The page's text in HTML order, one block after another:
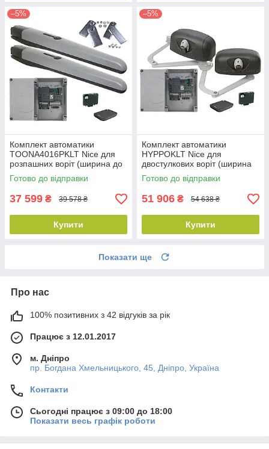
–5%
Комплект автоматики
TOONA4016PKLT Nice для
розпашних воріт (ширина до
6 м)
Готово до відправки
37 599 ₴ 39 578 ₴
Купити
–5%
Комплект автоматики
HYPPOKLT Nice для
двостулкових воріт (ширина
до 6 м)
Готово до відправки
51 906 ₴ 54 638 ₴
Купити
Показати ще
Про нас
100% позитивних з 42 відгуків за рік
Працює з 12.01.2017
м. Дніпро
пр. Богдана Хмельницького, 45, Дніпро, Україна
Контакти
Сьогодні працює з 09:00 до 18:00
Показати весь графік роботи